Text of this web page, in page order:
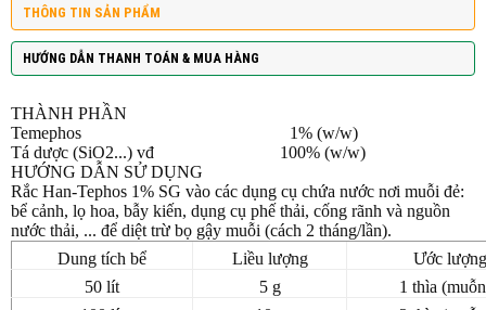
THÔNG TIN SẢN PHẨM
HƯỚNG DẪN THANH TOÁN & MUA HÀNG
THÀNH PHẦN
Temephos 1% (w/w)
Tá dược (SiO2...) vđ 100% (w/w)
HƯỚNG DẪN SỬ DỤNG
Rắc Han-Tephos 1% SG vào các dụng cụ chứa nước nơi muỗi đẻ:
bể cảnh, lọ hoa, bẫy kiến, dụng cụ phế thải, cống rãnh và nguồn
nước thải, ... để diệt trừ bọ gậy muỗi (cách 2 tháng/lần).
Dung tích bể
Liều lượng
Ước lượng
50 lít
5 g
1 thìa